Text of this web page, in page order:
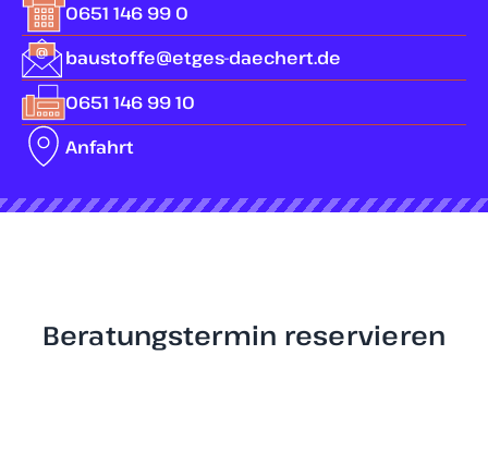
0651 146 99 0
baustoffe@etges-daechert.de
0651 146 99 10
Anfahrt
Beratungstermin reservieren